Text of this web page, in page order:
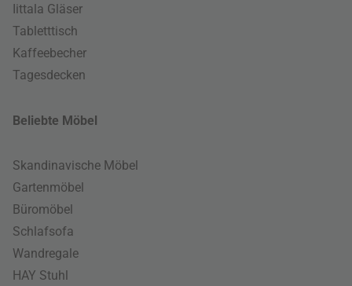
Iittala Gläser
Tabletttisch
Kaffeebecher
Tagesdecken
Beliebte Möbel
Skandinavische Möbel
Gartenmöbel
Büromöbel
Schlafsofa
Wandregale
HAY Stuhl